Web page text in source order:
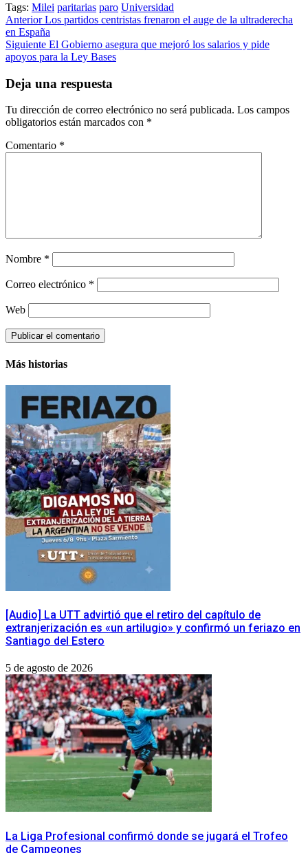
Tags: Milei paritarias paro Universidad
Post
navigation
AnteriorLos partidos centristas frenaron el auge de la ultraderecha
en España
Siguiente El Gobierno asegura que mejoró los salarios y pide
apoyos para la Ley Bases
Deja una respuesta
Tu dirección de correo electrónico no será publicada. Los campos
obligatorios están marcados con *
Comentario *
Nombre *
Correo electrónico *
Web
Más historias
[Audio] La UTT advirtió que el retiro del capítulo de
extranjerización es «un artilugio» y confirmó un feriazo en
Santiago del Estero
5 de agosto de 2026
La Liga Profesional confirmó donde se jugará el Trofeo
de Campeones